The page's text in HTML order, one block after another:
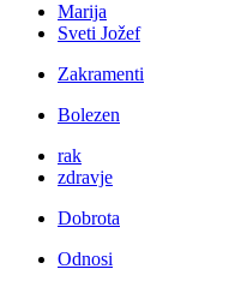
Marija
Sveti Jožef
Zakramenti
Bolezen
rak
zdravje
Dobrota
Odnosi